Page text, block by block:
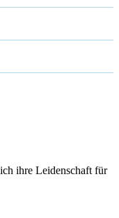
ihre Leidenschaft für